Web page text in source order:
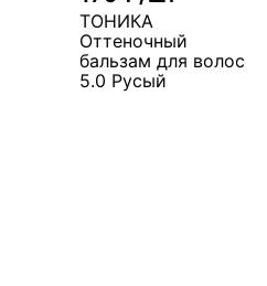
ТОНИКА
Оттеночный
бальзам для волос
5.0 Русый